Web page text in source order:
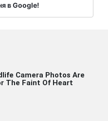
в Google!